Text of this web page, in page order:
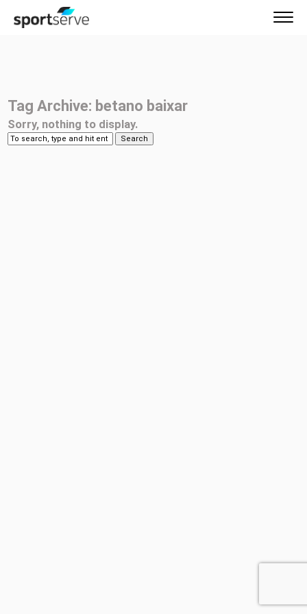
Tag Archive: betano baixar
Sorry, nothing to display.
Search